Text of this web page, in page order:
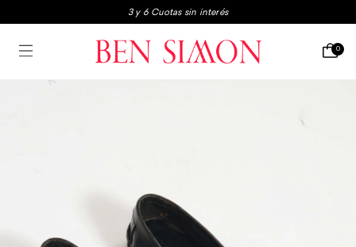
3 y 6 Cuotas sin interés
Envio gratis a partir de $250.000
0